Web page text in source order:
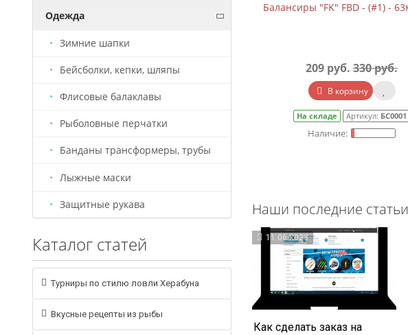
Одежда
Зимние шапки
Бейсболки, кепки, шляпы
Флисовые балаклавы
Рыболовные перчатки
Банданы трансформеры, трубы
Лыжные маски
Защитные рукава
Каталог статей
Турниры по стилю ловли Херабуна
Вкусные рецепты из рыбы
209 руб.310 руб.
В корзину
Балансиры "FK" FBD - (#1) -
209 руб. 330 руб.
В корзину
На складе Артикул: БС0001
Наши последние статьи
11.06.2023
Как сделать заказ на